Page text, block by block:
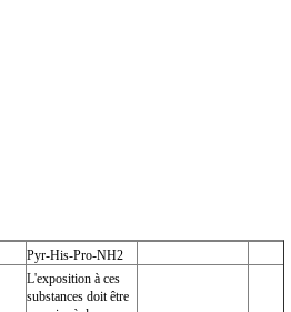
Pyr-His-Pro-NH2
L'exposition à ces
substances doit être